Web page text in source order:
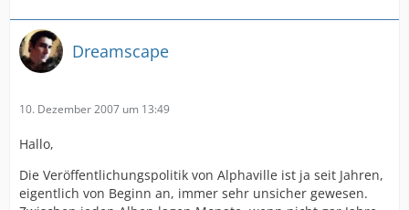
Dreamscape
10. Dezember 2007 um 13:49
Hallo,
Die Veröffentlichungspolitik von Alphaville ist ja seit Jahren,
eigentlich von Beginn an, immer sehr unsicher gewesen.